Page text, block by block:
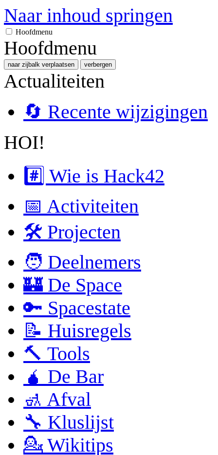
Naar inhoud springen
Hoofdmenu
Hoofdmenu
naar zijbalk verplaatsen verbergen
Actualiteiten
🔄 Recente wijzigingen
HOI!
#️⃣ Wie is Hack42
📅 Activiteiten
🛠 Projecten
🧑 Deelnemers
🏰 De Space
🔑 Spacestate
📝 Huisregels
🔨 Tools
🧉 De Bar
🚮 Afval
🔧 Kluslijst
💁 Wikitips